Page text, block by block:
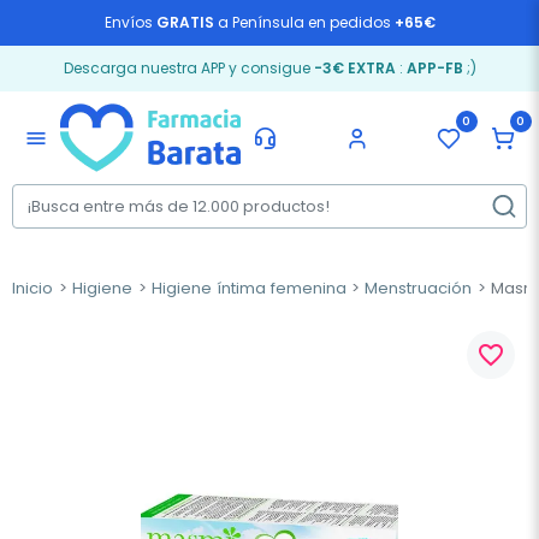
Envíos GRATIS a Península en pedidos +65€
Descarga nuestra APP y consigue -3€ EXTRA: APP-FB ;)
menu
0 0
Inicio Higiene Higiene íntima femenina Menstruación
favorite_border